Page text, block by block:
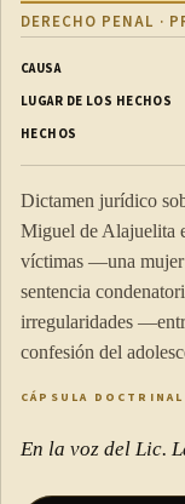
DERECHO PENAL ·
CAUSA
LUGAR DE LOS HECHOS
HECHOS
Dictamen jurídico
Miguel de Alajuelita
víctimas —una mujer
sentencia
irregularidades
confesión del
CÁPSULA
En la voz del Lic.